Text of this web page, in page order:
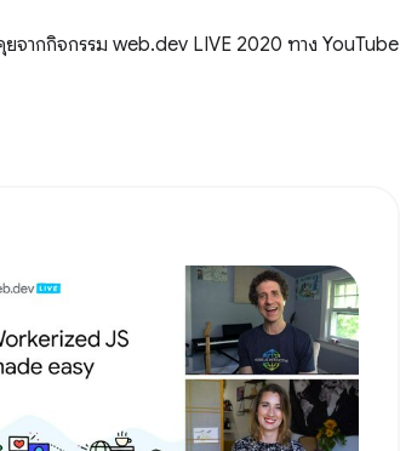
ากกิจกรรม web.dev LIVE 2020 ทาง YouTube